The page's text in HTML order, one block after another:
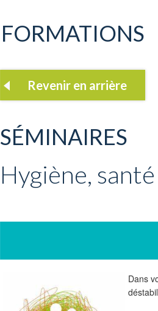
FORMATIONS
Revenir en arrière
SÉMINAIRES
Hygiène,
Dans